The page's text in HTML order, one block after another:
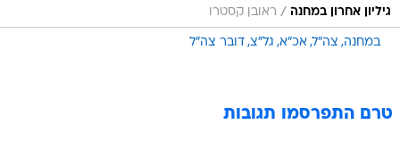
גיליון אחרון במחנה / ראובן קסטרו
במחנה צה"ל אכ"א גל"צ דובר צה"ל
טרם התפרסמו תגובות